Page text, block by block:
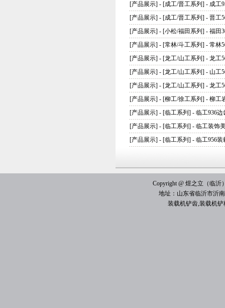
[产品展示] - [成工/晋工系列 ] - 成工
[产品展示] - [成工/晋工系列 ] - 晋工
[产品展示] - [小松/福田系列 ] - 福田
[产品展示] - [常林/斗工系列 ] - 常林
[产品展示] - [龙工/山工系列 ] - 龙工
[产品展示] - [龙工/山工系列 ] - 山工
[产品展示] - [龙工/山工系列 ] - 龙工
[产品展示] - [柳工/徐工系列 ] - 柳工
[产品展示] - [临工系列 ] - 临工936边
[产品展示] - [临工系列 ] - 临工装饰
[产品展示] - [临工系列 ] - 临工956
Copyright @ 煜之立（临沂
地址：山东省临沂市沂
装载机铲齿,装载机铲